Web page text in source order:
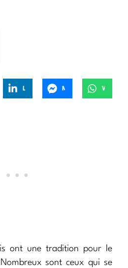
ont une tradition pour le
sont ceux qui se